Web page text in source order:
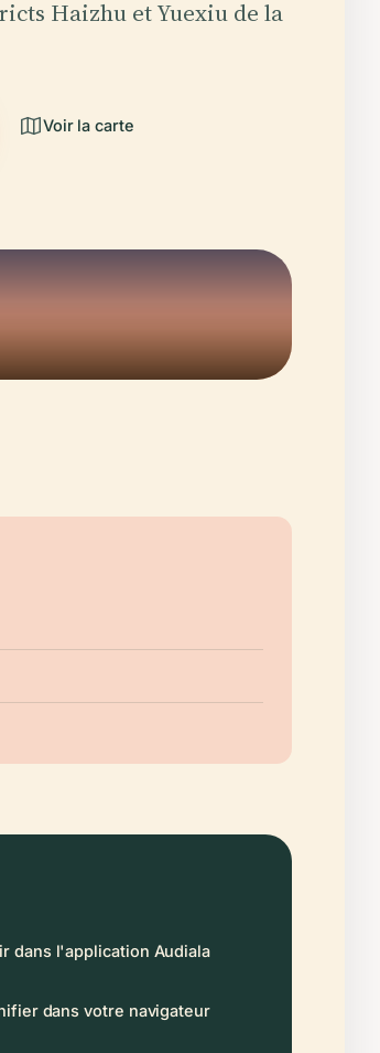
Haizhu et Yuexiu de la
Voir la carte
dans l'application Audiala
dans votre navigateur